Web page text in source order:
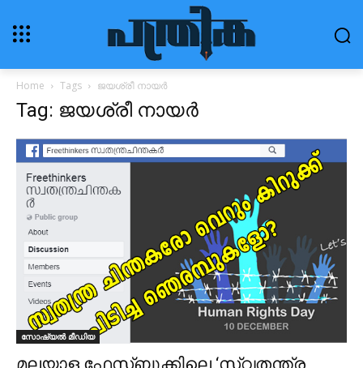
Home Tags ജയശ്രീ നായർ
Tag: ജയശ്രീ നായർ
സോഷ്യൽ മീഡിയ